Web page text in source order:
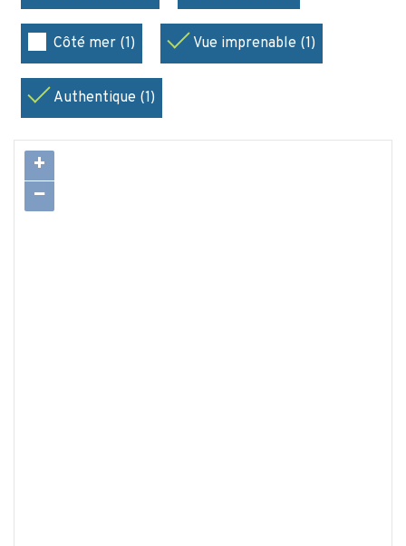
Côté mer (1) Vue imprenable (1)
Authentique (1)
+
−